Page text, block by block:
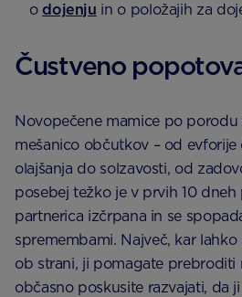
o dojenju in o položajih za
Čustveno
Novopečene mamice po
mešanico občutkov – od
olajšanja do solzavosti, od
posebej težko je v prvih 10
partnerica izčrpana in se
spremembami. Največ, kar
ob strani, ji pomagate prebroditi
občasno poskusite razvajati, da